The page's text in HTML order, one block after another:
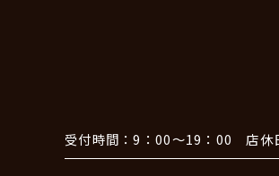
受付時間：9：00～19：00 店休